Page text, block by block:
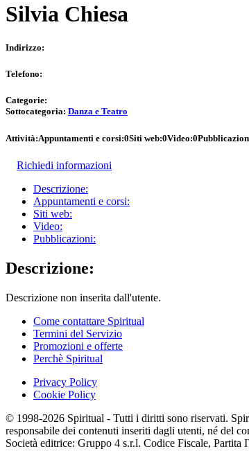
Silvia Chiesa
Indirizzo:
Telefono:
Categorie:
Sottocategoria: Danza e Teatro
Attività:Appuntamenti e corsi:0Siti web:0Video:0
Richiedi informazioni
Descrizione:
Appuntamenti e corsi:
Siti web:
Video:
Pubblicazioni:
Descrizione:
Descrizione non inserita dall'utente.
Come contattare Spiritual
Termini del Servizio
Promozioni e offerte
Perchè Spiritual
Privacy Policy
Cookie Policy
© 1998-2026 Spiritual - Tutti i diritti sono riservati.
responsabile dei contenuti inseriti dagli utenti, né del
Società editrice: Gruppo 4 s.r.l. Codice Fiscale,